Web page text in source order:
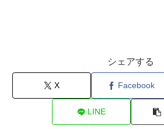
シェアする
X Facebook
LINE